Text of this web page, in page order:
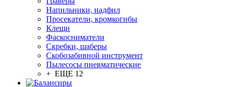
Напильники, надфил
Просекатели, кромкогибы
Клещи
Фаскосниматели
Скребки, шаберы
Скобозабивной инструмент
Пылесосы пневматические
+ ЕЩЕ 12